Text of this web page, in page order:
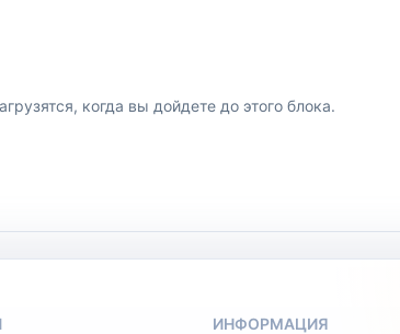
когда вы дойдете до этого блока.
ИНФОРМАЦИЯ